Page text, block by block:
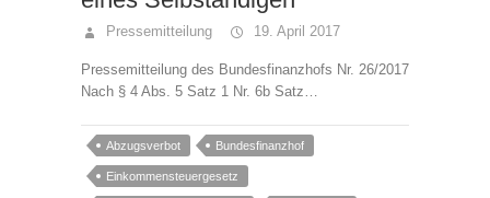
Pressemitteilung 19. April 2017
Pressemitteilung des Bundesfinanzhofs Nr. 26/2017
Nach § 4 Abs. 5 Satz 1 Nr. 6b Satz…
Abzugsverbot Bundesfinanzhof
Einkommensteuergesetz